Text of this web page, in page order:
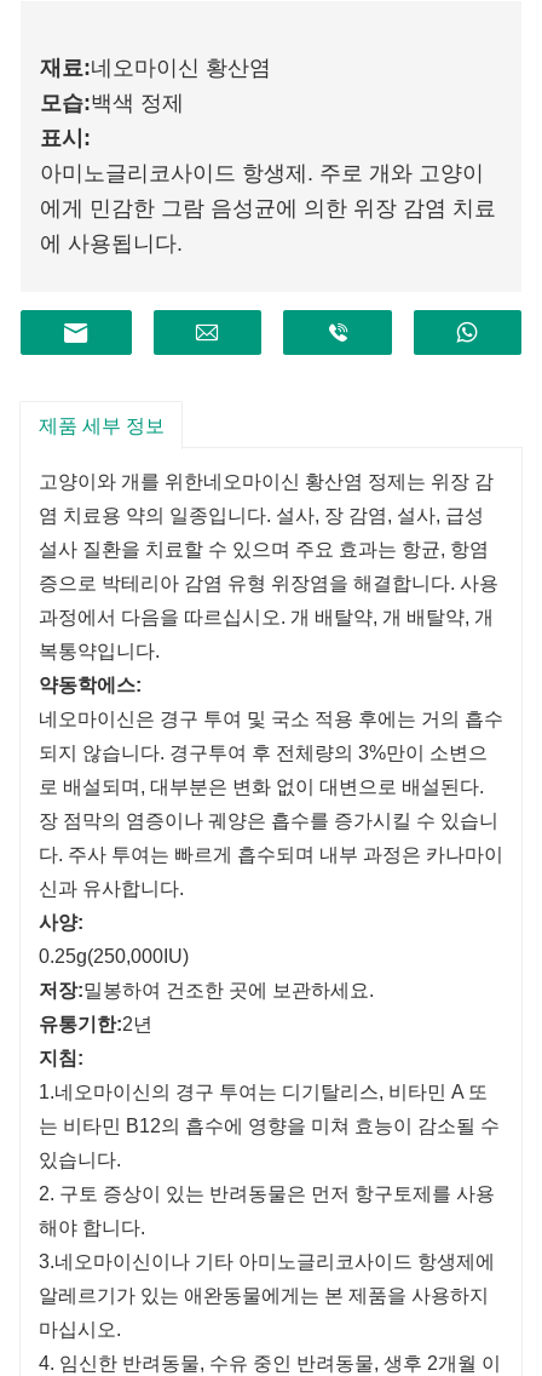
재료:네오마이신 황산염
모습:백색 정제
표시 :
아미노글리코사이드 항생제. 주로 개와 고양이
에게 민감한 그람 음성균에 의한 위장 감염 치료
에 사용됩니다.
제품 세부 정보
고양이와 개를 위한네오마이신 황산염 정제는 위장 감
염 치료용 약의 일종입니다. 설사, 장 감염, 설사, 급성
설사 질환을 치료할 수 있으며 주요 효과는 항균, 항염
증으로 박테리아 감염 유형 위장염을 해결합니다. 사용
과정에서 다음을 따르십시오. 개 배탈약, 개 배탈약, 개
복통약입니다.
약동학에스:
네오마이신은 경구 투여 및 국소 적용 후에는 거의 흡수
되지 않습니다. 경구투여 후 전체량의 3%만이 소변으
로 배설되며, 대부분은 변화 없이 대변으로 배설된다.
장 점막의 염증이나 궤양은 흡수를 증가시킬 수 있습니
다. 주사 투여는 빠르게 흡수되며 내부 과정은 카나마이
신과 유사합니다.
사양:
0.25g(250,000IU)
저장:밀봉하여 건조한 곳에 보관하세요.
유통기한:2년
지침:
1.네오마이신의 경구 투여는 디기탈리스, 비타민 A 또
는 비타민 B12의 흡수에 영향을 미쳐 효능이 감소될 수
있습니다.
2. 구토 증상이 있는 반려동물은 먼저 항구토제를 사용
해야 합니다.
3.네오마이신이나 기타 아미노글리코사이드 항생제에
알레르기가 있는 애완동물에게는 본 제품을 사용하지
마십시오.
4. 임신한 반려동물, 수유 중인 반려동물, 생후 2개월 이